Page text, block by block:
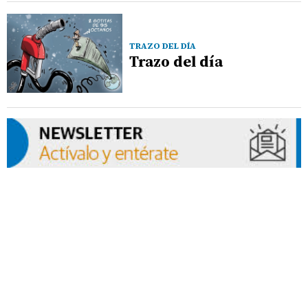
TRAZO DEL DÍA
Trazo del día